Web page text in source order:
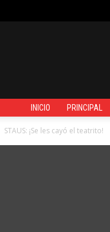
INICIO PRINCIPAL
STAUS: ¡Se les cayó el teatrito!